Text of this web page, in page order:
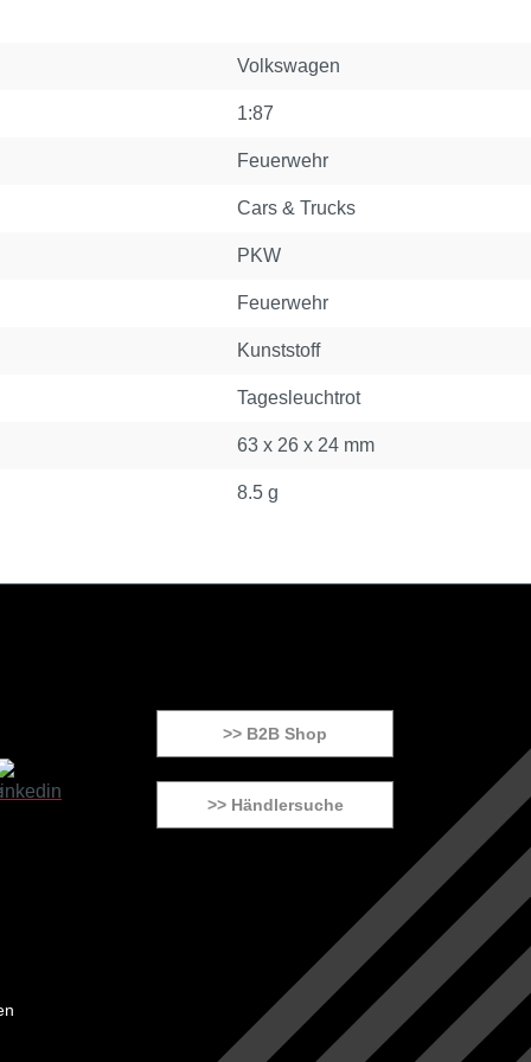
Volkswagen
1:87
Feuerwehr
Cars & Trucks
PKW
Feuerwehr
Kunststoff
Tagesleuchtrot
63 x 26 x 24 mm
8.5 g
>> B2B Shop
>> Händlersuche